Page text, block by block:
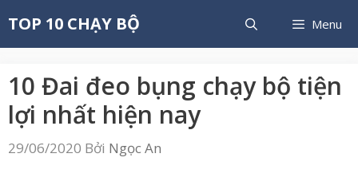
đến
nội
TOP 10 CHẠY BỘ Menu
10 Đai đeo bụng chạy bộ tiện
lợi nhất hiện nay
29/06/2020 Bởi Ngọc An